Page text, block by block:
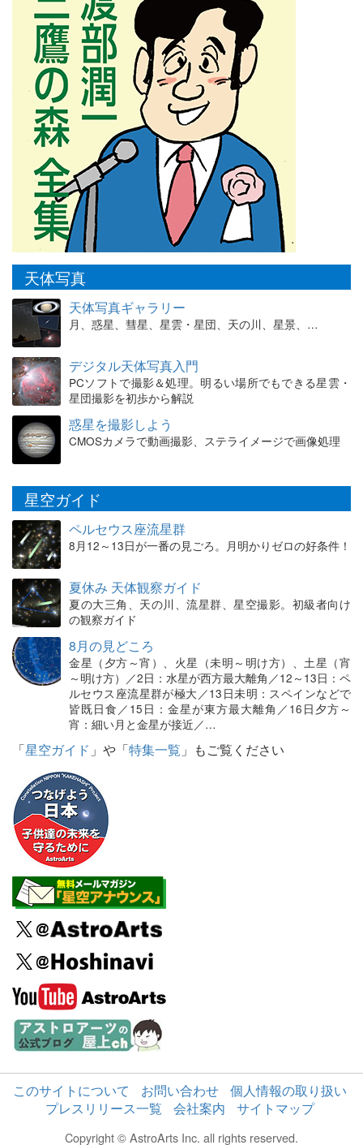
天体写真
天体写真ギャラリー
月、惑星、彗星、星雲・星団、天の川、星景、…
デジタル天体写真入門
PCソフトで撮影＆処理。明るい場所でもできる星雲・
星団撮影を初歩から解説
惑星を撮影しよう
CMOSカメラで動画撮影、ステライメージで画像処理
星空ガイド
ペルセウス座流星群
8月12～13日が一番の見ごろ。月明かりゼロの好条件！
夏休み 天体観察ガイド
夏の大三角、天の川、流星群、星空撮影。初級者向け
の観察ガイド
8月の見どころ
金星（夕方～宵）、火星（未明～明け方）、土星（宵
～明け方）／2日：水星が西方最大離角／12～13日：ペ
ルセウス座流星群が極大／13日未明：スペインなどで
皆既日食／15日：金星が東方最大離角／16日夕方～
宵：細い月と金星が接近／…
「星空ガイド 」や「特集一覧 」もご覧ください
このサイトについて お問い合わせ
個人情報の取り扱い
プレスリリース一覧
会社案内 サイトマップ
Copyright © AstroArts Inc. all rights reserved.